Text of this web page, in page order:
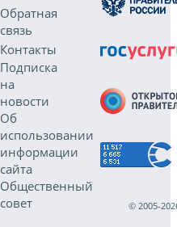
Обратная
связь
Контакты
Подписка
на
новости
Об
использовании
информации
сайта
Общественный
совет
© 2005-